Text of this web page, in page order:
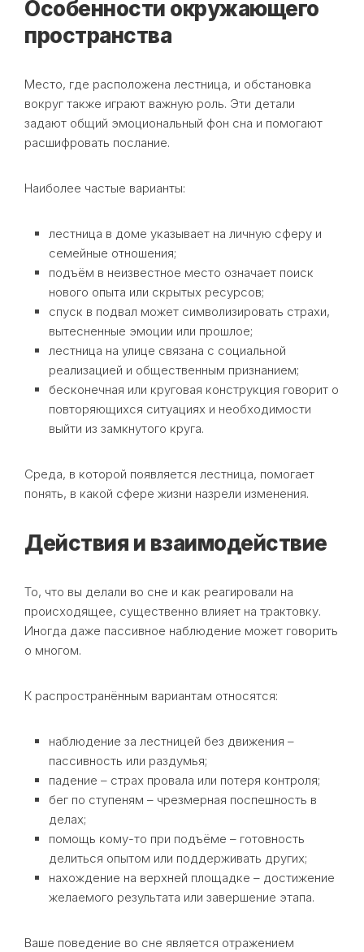
Особенности окружающего
пространства
Место, где расположена лестница, и обстановка
вокруг также играют важную роль. Эти детали
задают общий эмоциональный фон сна и помогают
расшифровать послание.
Наиболее частые варианты:
лестница в доме указывает на личную сферу и
семейные отношения;
подъём в неизвестное место означает поиск
нового опыта или скрытых ресурсов;
спуск в подвал может символизировать страхи,
вытесненные эмоции или прошлое;
лестница на улице связана с социальной
реализацией и общественным признанием;
бесконечная или круговая конструкция говорит о
повторяющихся ситуациях и необходимости
выйти из замкнутого круга.
Среда, в которой появляется лестница, помогает
понять, в какой сфере жизни назрели изменения.
Действия и взаимодействие
То, что вы делали во сне и как реагировали на
происходящее, существенно влияет на трактовку.
Иногда даже пассивное наблюдение может говорить
о многом.
К распространённым вариантам относятся:
наблюдение за лестницей без движения –
пассивность или раздумья;
падение – страх провала или потеря контроля;
бег по ступеням – чрезмерная поспешность в
делах;
помощь кому-то при подъёме – готовность
делиться опытом или поддерживать других;
нахождение на верхней площадке – достижение
желаемого результата или завершение этапа.
Ваше поведение во сне является отражением